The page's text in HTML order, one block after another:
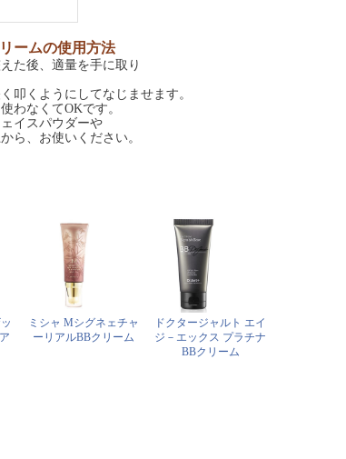
ームの使用方法
た後、適量を手に取り
叩くようにしてなじませます。
わなくてOKです。
イスパウダーや
、お使いください。
ミシャ Mシグネェチャ
ーリアルBBクリーム
ドクタージャルト エイ
ジ－エックス プラチナ
BBクリーム